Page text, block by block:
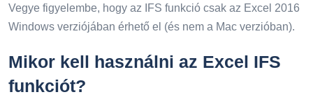
Vegye figyelembe, hogy az IFS funkció csak az Excel 2016
Windows verziójában érhető el (és nem a Mac verzióban).
Mikor kell használni az Excel IFS
funkciót?